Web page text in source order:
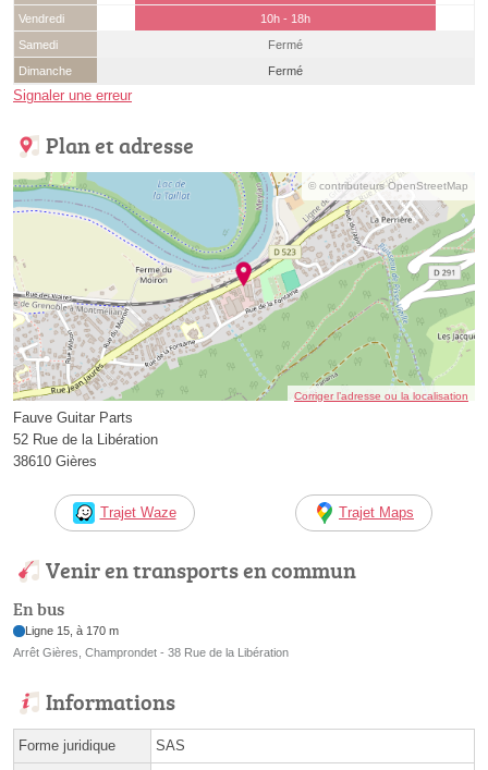
Vendredi
10h - 18h
Samedi
Fermé
Dimanche
Fermé
Signaler une erreur
Plan et adresse
© contributeurs OpenStreetMap
Corriger l’adresse ou la localisation
Fauve Guitar Parts
52 Rue de la Libération
38610 Gières
Trajet Waze Trajet Maps
Venir en transports en commun
En bus
Ligne 15, à 170 m
Arrêt Gières, Champrondet - 38 Rue de la Libération
Informations
Forme juridique SAS